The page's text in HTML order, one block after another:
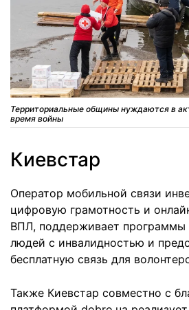
Территориальные общины нуждаются в
время войны
Киевстар
Оператор мобильной связи
цифровую грамотность и
ВПЛ, поддерживает программы
людей с инвалидностью и
бесплатную связь для
Также Киевстар совместно с